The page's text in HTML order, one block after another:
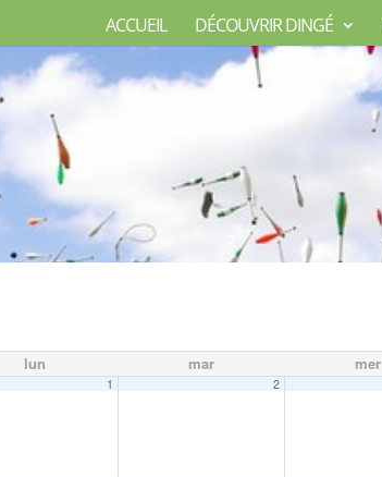
ACCUEIL DÉCOUVRIR DINGÉ
lun mar mer
1 2